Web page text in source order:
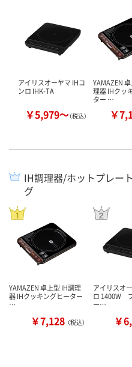
アイリスオーヤマ IHコ
ンロ IHK-TA
￥5,979～（税込）
YAMAZEN
理器 IHクッ
ター …
￥
IH調理器/ホットプレー
グ
YAMAZEN 卓上型 IH調理
器 IHクッキングヒーター
…
￥7,128 （税込）
アイリスオ
ロ 1400W
ー…
￥